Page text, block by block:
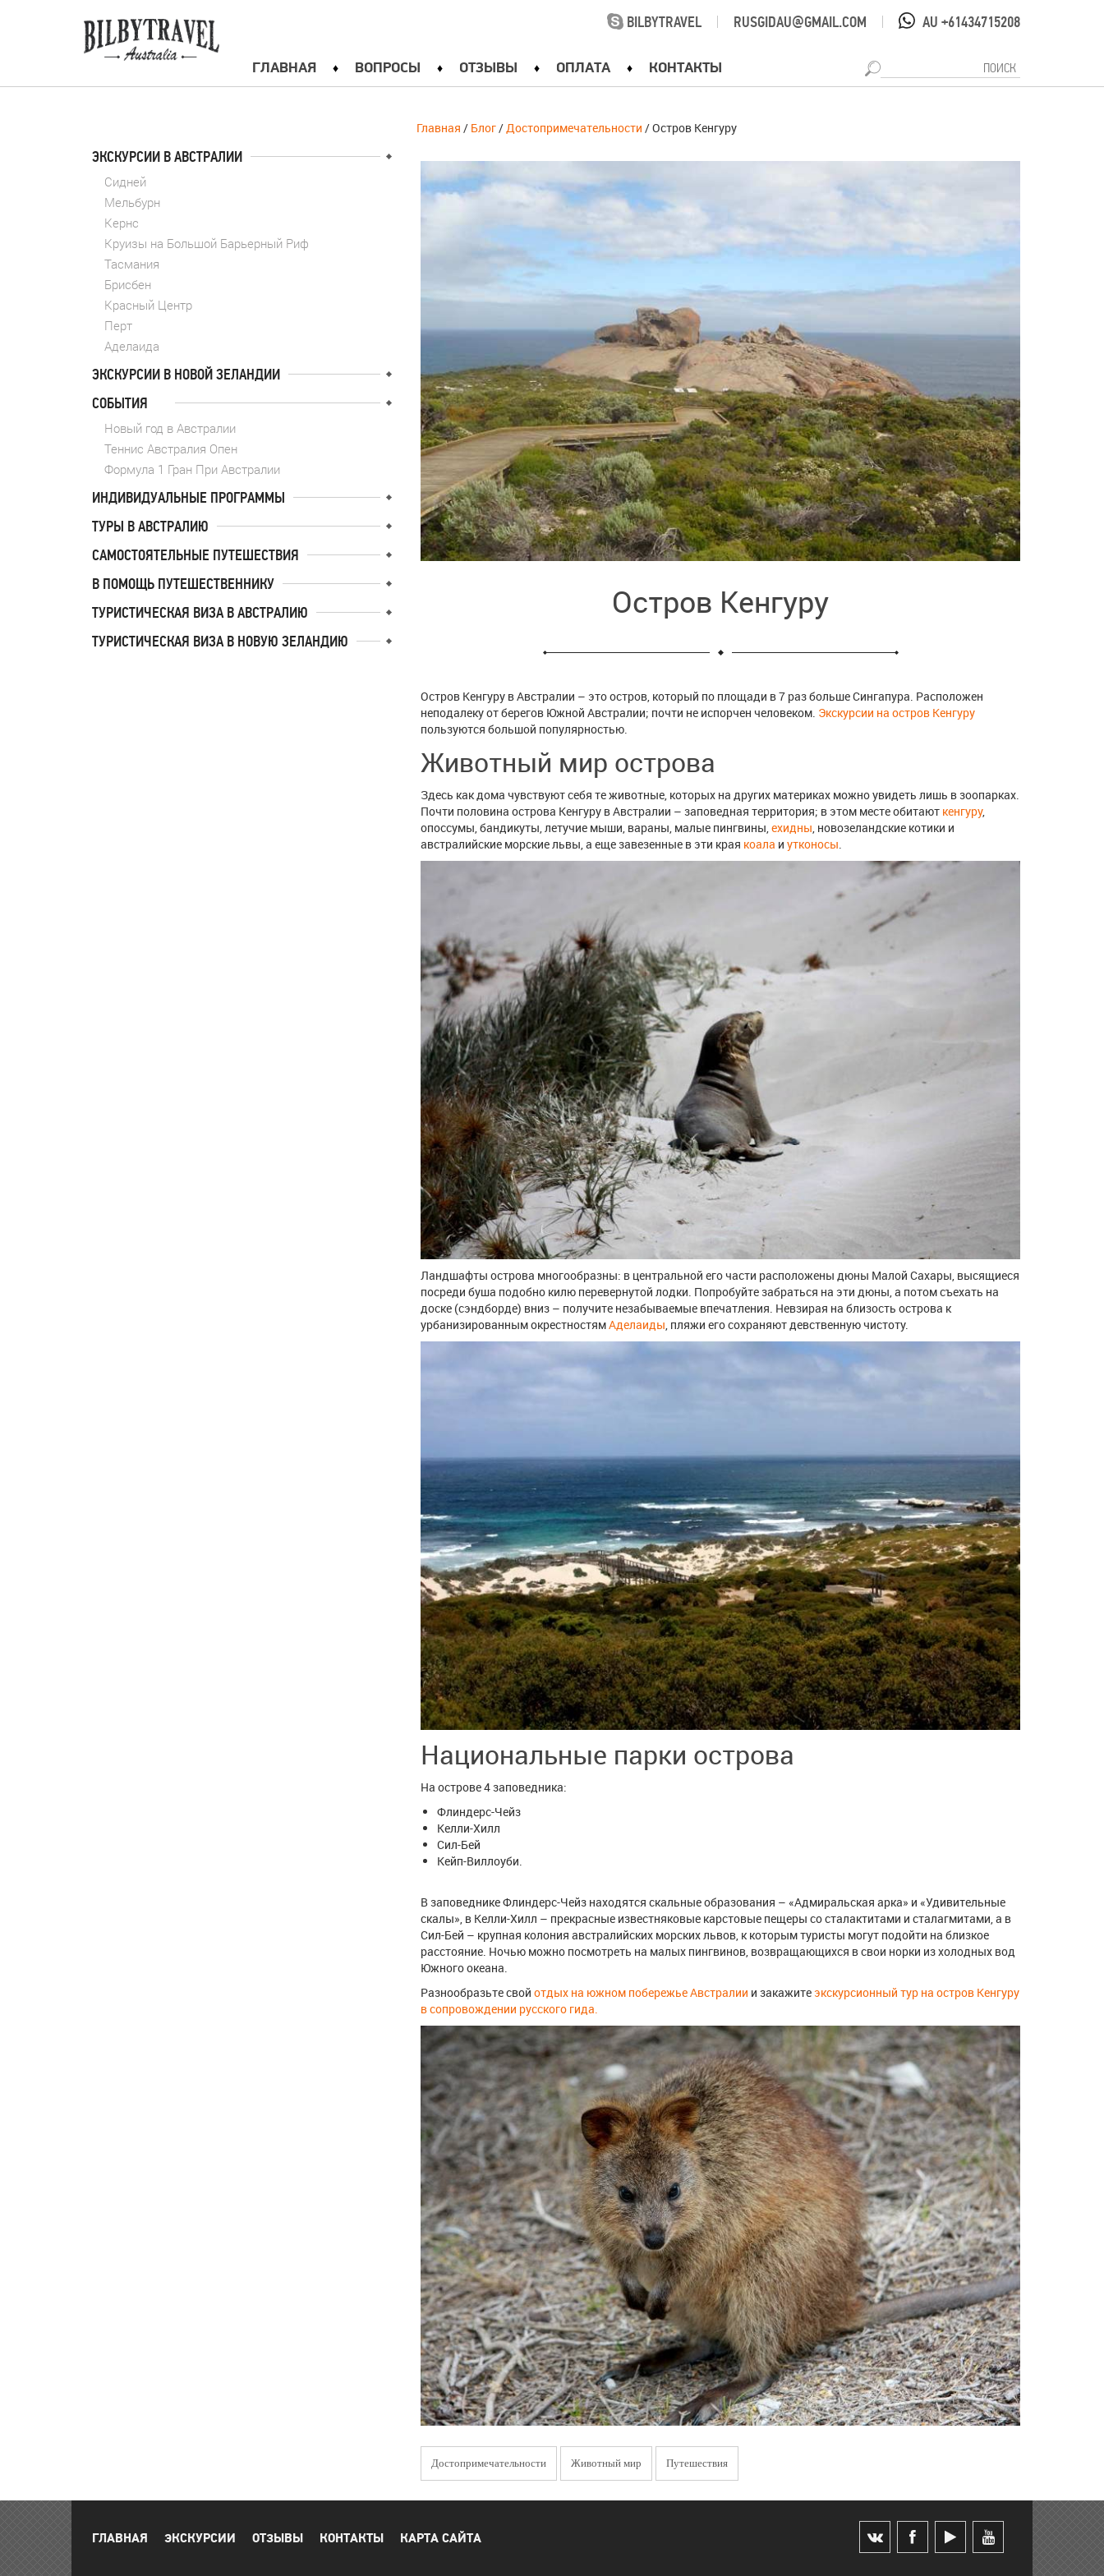
BILBYTRAVEL
RUSGIDAU@GMAIL.COM
AU +61434715208
ГЛАВНАЯ ВОПРОСЫ ОТЗЫВЫ ОПЛАТА КОНТАКТЫ
Главная / Блог/Достопримечательности / Остров Кенгуру
ЭКСКУРСИИ В АВСТРАЛИИ
Сидней
Мельбурн
Кернс
Круизы на Большой Барьерный Риф
Тасмания
Брисбен
Красный Центр
Перт
Аделаида
ЭКСКУРСИИ В НОВОЙ ЗЕЛАНДИИ
СОБЫТИЯ
Новый год в Австралии
Теннис Австралия Опен
Формула 1 Гран При Австралии
ИНДИВИДУАЛЬНЫЕ ПРОГРАММЫ
ТУРЫ В АВСТРАЛИЮ
САМОСТОЯТЕЛЬНЫЕ ПУТЕШЕСТВИЯ
В ПОМОЩЬ ПУТЕШЕСТВЕННИКУ
ТУРИСТИЧЕСКАЯ ВИЗА В АВСТРАЛИЮ
ТУРИСТИЧЕСКАЯ ВИЗА В НОВУЮ ЗЕЛАНДИЮ
Остров Кенгуру
Остров Кенгуру в Австралии – это остров, который по площади в 7 раз больше Сингапура. Расположен
неподалеку от берегов Южной Австралии; почти не испорчен человеком. Экскурсии на остров Кенгуру
пользуются большой популярностью.
Животный мир острова
Здесь как дома чувствуют себя те животные, которых на других материках можно увидеть лишь в зоопарках.
Почти половина острова Кенгуру в Австралии – заповедная территория; в этом месте обитают кенгуру,
опоссумы, бандикуты, летучие мыши, вараны, малые пингвины, ехидны , новозеландские котики и
австралийские морские львы, а еще завезенные в эти края коала и утконосы
Ландшафты острова многообразны: в центральной его части расположены дюны Малой Сахары, высящиеся
посреди буша подобно килю перевернутой лодки. Попробуйте забраться на эти дюны, а потом съехать на
доске (сэндборде) вниз – получите незабываемые впечатления. Невзирая на близость острова к
урбанизированным окрестностямАделаиды, пляжи его сохраняют девственную чистоту.
Национальные парки острова
На острове 4 заповедника:
Флиндерс-Чейз
Келли-Хилл
Сил-Бей
Кейп-Виллоуби.
В заповеднике Флиндерс-Чейз находятся скальные образования – «Адмиральская арка» и «Удивительные
скалы», в Келли-Хилл – прекрасные известняковые карстовые пещеры со сталактитами и сталагмитами, а в
Сил-Бей – крупная колония австралийских морских львов, к которым туристы могут подойти на близкое
расстояние. Ночью можно посмотреть на малых пингвинов, возвращающихся в свои норки из холодных вод
Южного океана.
Разнообразьте свой отдых на южном побережье Австралии и закажите экскурсионный тур на остров Кенгуру
в сопровождении русского гида.
Достопримечательности Животный мир Путешествия
ГЛАВНАЯ ЭКСКУРСИИ ОТЗЫВЫ КОНТАКТЫ КАРТА САЙТА